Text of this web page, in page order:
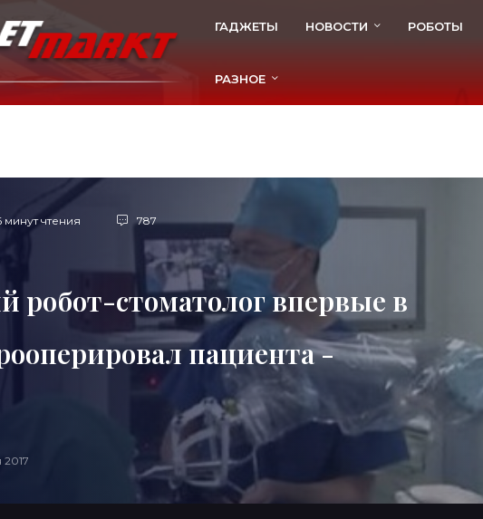
ГАДЖЕТЫ НОВОСТИ РОБОТЫ
РАЗНОЕ
минут чтения 787
робот-стоматолог впервые в
пациента -